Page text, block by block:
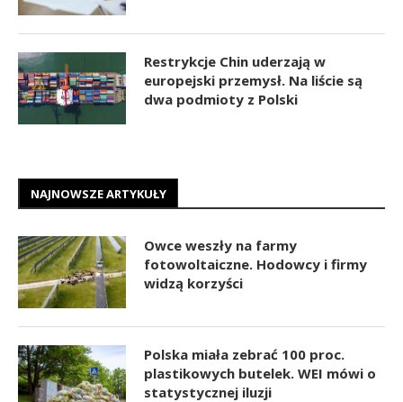
Restrykcje Chin uderzają w
europejski przemysł. Na liście są
dwa podmioty z Polski
NAJNOWSZE ARTYKUŁY
Owce weszły na farmy
fotowoltaiczne. Hodowcy i firmy
widzą korzyści
Polska miała zebrać 100 proc.
plastikowych butelek. WEI mówi o
statystycznej iluzji